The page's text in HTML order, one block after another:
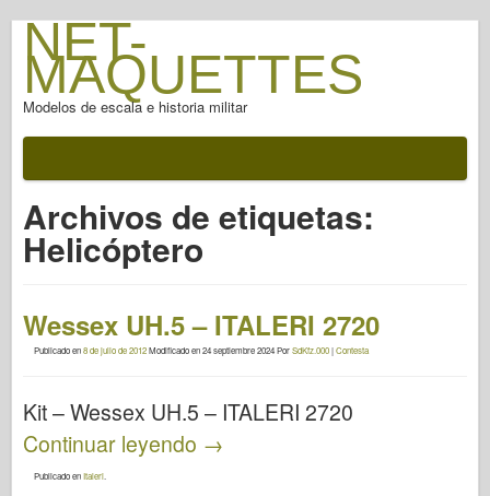
NET-
MAQUETTES
Modelos de escala e historia militar
Archivos de etiquetas:
Helicóptero
Wessex UH.5 – ITALERI 2720
Publicado en8 de julio de 2012Modificado en24 septiembre 2024PorSdKfz.000|Contesta
Kit – Wessex UH.5 – ITALERI 2720
Continuar leyendo →
Publicado enItaleri